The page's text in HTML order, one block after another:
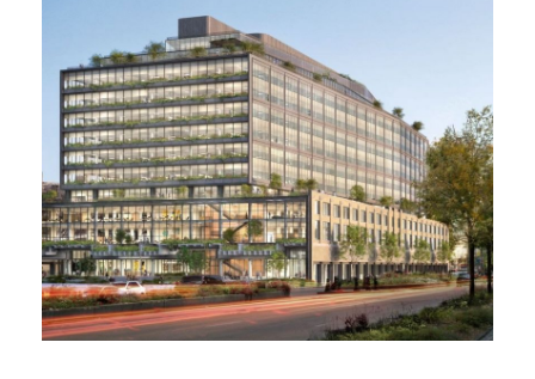
Googlen pääkonttoriNew York, Yhdysvallat